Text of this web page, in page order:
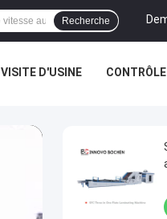
Recherche
VISITE D'USINE